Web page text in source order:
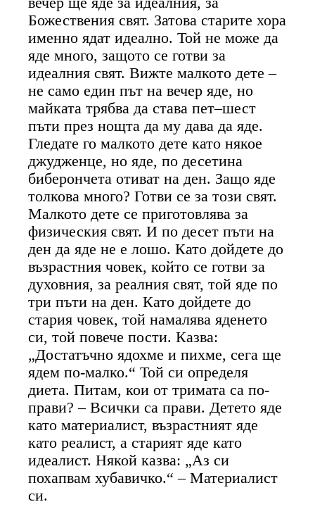
Божествения свят. Затова старите хора
именно ядат идеално. Той не може да
яде много, защото се готви за
идеалния свят. Вижте малкото дете –
не само един път на вечер яде, но
майката трябва да става пет–шест
пъти през нощта да му дава да яде.
Гледате го малкото дете като някое
джудженце, но яде, по десетина
биберончета отиват на ден. Защо яде
толкова много? Готви се за този свят.
Малкото дете се приготовлява за
физическия свят. И по десет пъти на
ден да яде не е лошо. Като дойдете до
възрастния човек, който се готви за
духовния, за реалния свят, той яде по
три пъти на ден. Като дойдете до
стария човек, той намалява яденето
си, той повече пости. Казва:
„Достатъчно ядохме и пихме, сега ще
ядем по-малко.“ Той си определя
диета. Питам, кои от тримата са по-
прави? – Всички са прави. Детето яде
като материалист, възрастният яде
като реалист, а старият яде като
идеалист. Някой казва: „Аз си
похапвам хубавичко.“ – Материалист
си.